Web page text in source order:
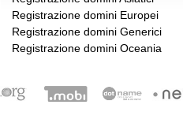
Registrazione domini Europei
Registrazione domini Generici
Registrazione domini Oceania